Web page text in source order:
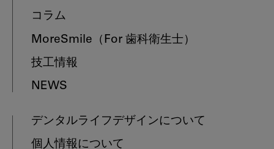
コラム
MoreSmile （For 歯科衛生士）
技工情報
NEWS
デンタルライフデザインについて
個人情報について